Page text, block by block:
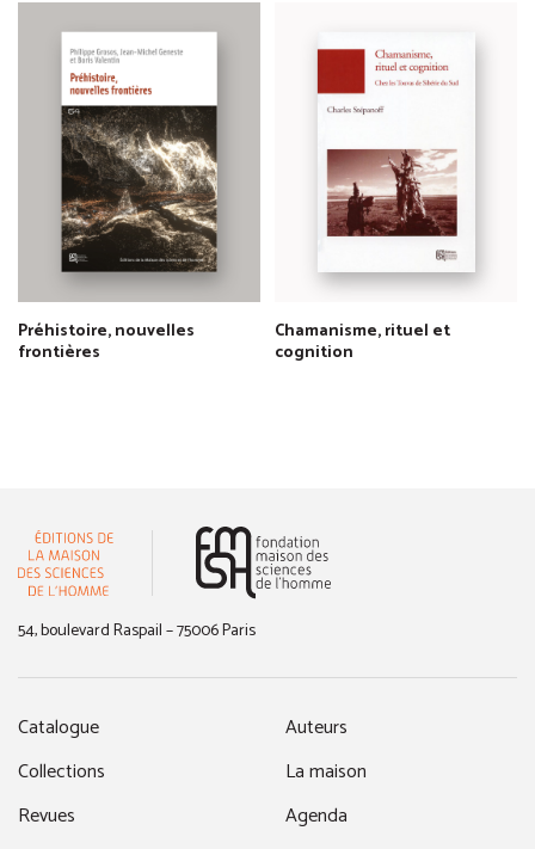
Préhistoire, nouvelles
frontières
Chamanisme, rituel et
cognition
54, boulevard Raspail – 75006 Paris
Catalogue
Collections
Revues
Auteurs
La maison
Agenda